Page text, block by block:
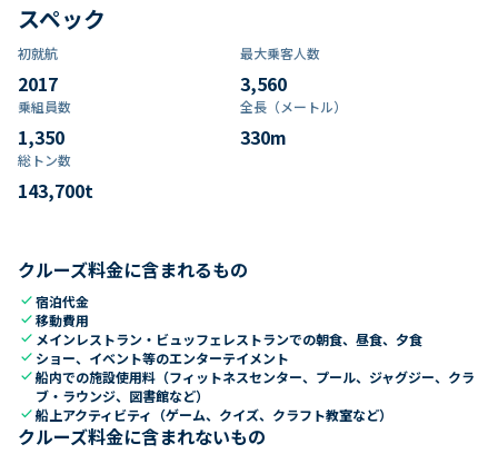
スペック
初就航
2017
最大乗客人数
3,560
乗組員数​
1,350
全長（メートル）
330m
総トン数​
143,700t
クルーズ料金に含まれるもの
check宿泊代金
check移動費用
check メインレストラン・ビュッフェレストランでの朝食、昼食、夕食
check ショー、イベント等のエンターテイメント
check船内での施設使用料（フィットネスセンター、プール、ジャグジー、クラ
ブ・ラウンジ、図書館など）
check船上アクティビティ（ゲーム、クイズ、クラフト教室など）
クルーズ料金に含まれないもの